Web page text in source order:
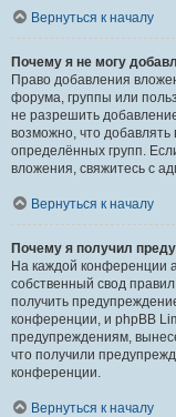
Вернуться к началу
Почему я не могу
Право добавления
форума, группы или
не разрешить
возможно, что
определённых групп.
вложения, свяжитесь с
Вернуться к началу
Почему я получил
На каждой конференции
собственный свод
получить
конференции, и phpBB
предупреждениям,
что получили
конференции.
Вернуться к началу